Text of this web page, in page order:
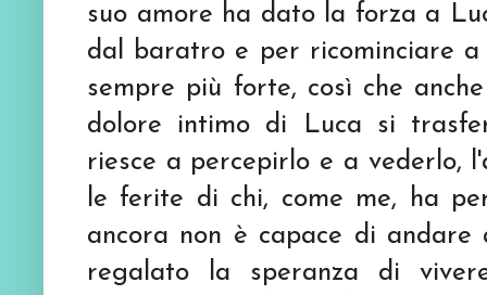
suo amore ha dato la forza a
dal baratro e per ricominciare
sempre più forte, così che
dolore intimo di Luca si
riesce a percepirlo e a vederlo,
le ferite di chi, come me, ha
ancora non è capace di
regalato la speranza di